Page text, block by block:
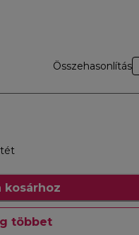
Összehasonlítás
kosárhoz
többet